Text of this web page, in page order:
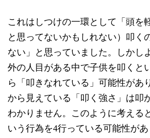
これはしつけの一環として「頭を
と思ってないかもしれない）叩く
ない」と思っていました。しかし
外の人目がある中で子供を叩くと
ら「叩きなれている」可能性があ
から見えている「叩く強さ」は叩
わかりません。このように考える
いう行為を4行っている可能性が